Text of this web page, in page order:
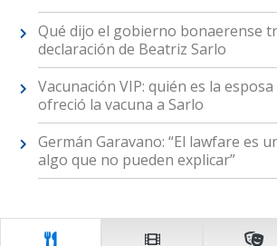
Qué dijo el gobierno bonaerense
declaración de Beatriz Sarlo
Vacunación VIP: quién es la
ofreció la vacuna a Sarlo
Germán Garavano: “El lawfare es
algo que no pueden explicar”